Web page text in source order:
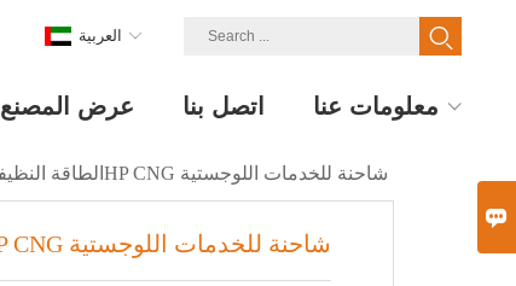
عرض المصنع اتصل بنا معلومات عنا
العربية
الطاقة النظيفة 420HP CNG شاحنة للخدمات اللوجستية
الطاقة النظيفة 420HP CNG شاحنة للخدمات اللوجستية
